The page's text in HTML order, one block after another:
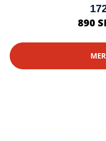
890